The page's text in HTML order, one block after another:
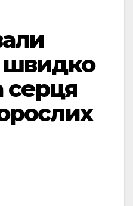
швидко
серця